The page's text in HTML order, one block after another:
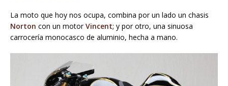
La moto que hoy nos ocupa, combina por un lado un chasis
Norton con un motorVincent; y por otro, una sinuosa
carrocería monocasco de aluminio, hecha a mano.